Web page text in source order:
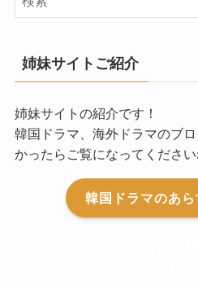
姉妹サイトご紹介
姉妹サイトの紹介です！
韓国ドラマ、海外ドラマのブ
かったらご覧になってください
韓国ドラマのあ